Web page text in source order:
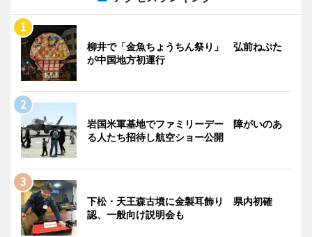
柳井で「金魚ちょうちん祭り」 弘前ねぷた
が中国地方初運行
岩国米軍基地でファミリーデー 障がいのあ
る人たち招待し航空ショー公開
下松・天王森古墳に金製耳飾り 県内初確
認、一般向け説明会も